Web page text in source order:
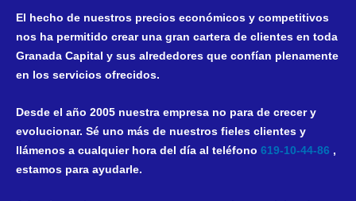
El hecho de nuestros precios económicos y competitivos
nos ha permitido crear una gran cartera de clientes en toda
Granada Capital y sus alrededores que confían plenamente
en los servicios ofrecidos.
Desde el año 2005 nuestra empresa no para de crecer y
evolucionar. Sé uno más de nuestros fieles clientes y
llámenos a cualquier hora del día al teléfono 619-10-44-86 ,
estamos para ayudarle.